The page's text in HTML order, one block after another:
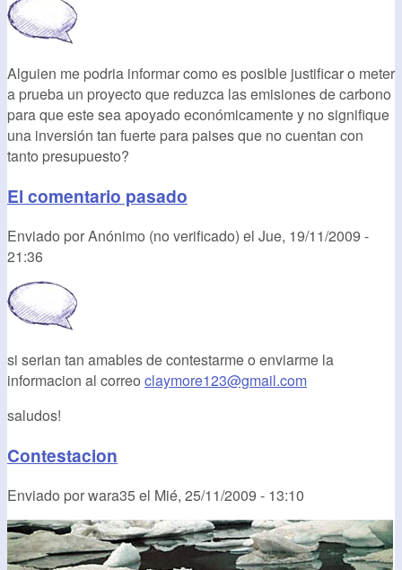
Alguien me podria informar como es posible justificar o meter
a prueba un proyecto que reduzca las emisiones de carbono
para que este sea apoyado económicamente y no signifique
una inversión tan fuerte para paises que no cuentan con
tanto presupuesto?
El comentario pasado
Enviado porAnónimo (no verificado) el Jue, 19/11/2009 -
21:36
si serian tan amables de contestarme o enviarme la
informacion al correo claymore123@gmail.com
saludos!
Contestacion
Enviado porwara35el Mié, 25/11/2009 - 13:10